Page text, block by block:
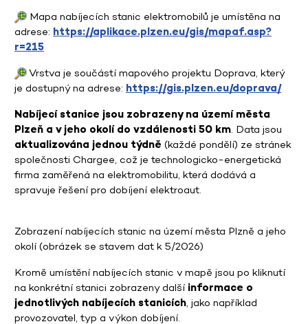
Mapa nabíjecích stanic elektromobilů je umístěna na
adrese: https://aplikace.plzen.eu/gis/mapaf.asp?
r=215
Vrstva je součástí mapového projektu Doprava, který
je dostupný na adrese: https://gis.plzen.eu/doprava/
Nabíjecí stanice jsou zobrazeny na území města
Plzeň a v jeho okolí do vzdálenosti 50 km. Data jsou
aktualizována jednou týdně (každé pondělí) ze stránek
společnosti Chargee, což je technologicko-energetická
firma zaměřená na elektromobilitu, která dodává a
spravuje řešení pro dobíjení elektroaut.
Zobrazení nabíjecích stanic na území města Plzně a jeho
okolí (obrázek se stavem dat k 5/2026)
Kromě umístění nabíjecích stanic v mapě jsou po kliknutí
na konkrétní stanici zobrazeny další informace o
jednotlivých nabíjecích stanicích, jako například
provozovatel, typ a výkon dobíjení.